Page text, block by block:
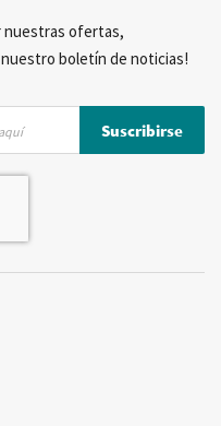
nuestras ofertas,
boletín de noticias!
Suscribirse